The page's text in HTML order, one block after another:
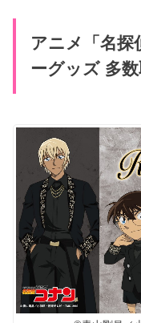
アニメ「名探
ーグッズ 多数